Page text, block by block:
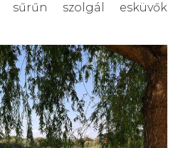
sűrűn szolgál esküvők